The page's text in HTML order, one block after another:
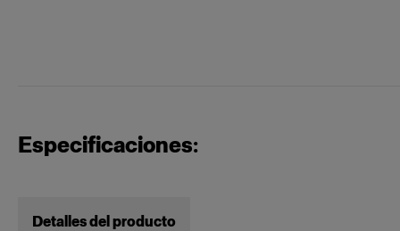
Especificaciones:
Detalles del producto